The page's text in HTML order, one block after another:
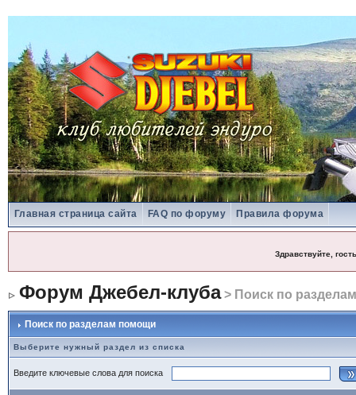
Главная страница сайта FAQ по форуму Правила форума
Здравствуйте, гость
Форум Джебел-клуба> Поиск по
Поиск по разделам помощи
Выберите нужный раздел из списка
Введите ключевые слова для поиска